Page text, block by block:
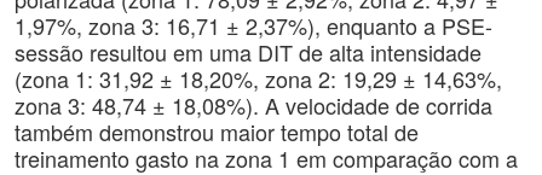
1,97%, zona 3: 16,71 ± 2,37%), enquanto a PSE-
sessão resultou em uma DIT de alta intensidade
(zona 1: 31,92 ± 18,20%, zona 2: 19,29 ± 14,63%,
zona 3: 48,74 ± 18,08%). A velocidade de corrida
também demonstrou maior tempo total de
treinamento gasto na zona 1 em comparação com a